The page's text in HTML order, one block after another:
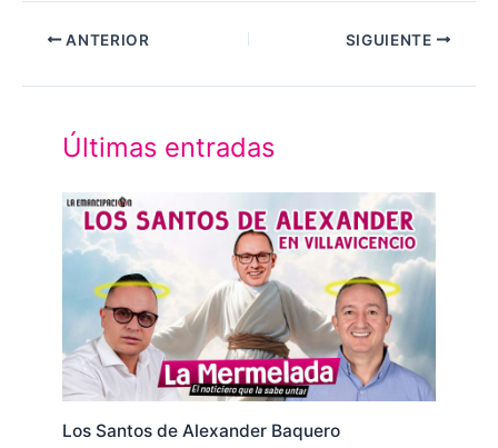
ANTERIOR SIGUIENTE
Últimas entradas
Los Santos de Alexander Baquero